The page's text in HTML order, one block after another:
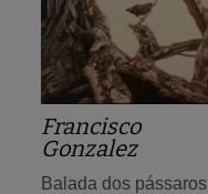
Francisco
Gonzalez
Balada dos pássaros